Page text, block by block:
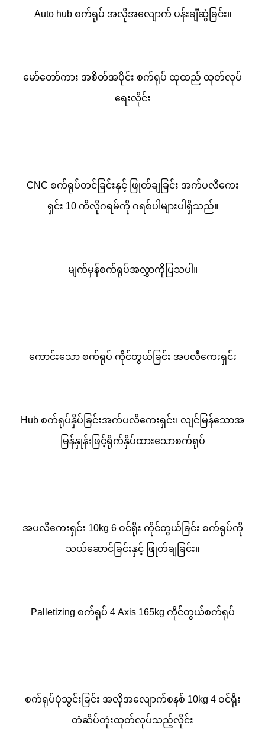
Auto hub စက်ရုပ် အလိုအလျောက် ပန်းချီဆွဲခြင်း။
မော်တော်ကား အစိတ်အပိုင်း စက်ရုပ် ထုထည် ထုတ်လုပ်
ရေးလိုင်း
CNC စက်ရုပ်တင်ခြင်းနှင့် ဖြုတ်ချခြင်း အက်ပလီကေး
ရှင်း 10 ကီလိုဂရမ်ကို ဂရစ်ပါများပါရှိသည်။
မျက်မှန်စက်ရုပ်အလွှာကိုပြသပါ။
ကောင်းသော စက်ရုပ် ကိုင်တွယ်ခြင်း အပလီကေးရှင်း
Hub စက်ရုပ်နှိပ်ခြင်းအက်ပလီကေးရှင်း၊ လျင်မြန်သောအ
မြန်နှုန်းဖြင့်ရိုက်နှိပ်ထားသောစက်ရုပ်
အပလီကေးရှင်း 10kg 6 ဝင်ရိုး ကိုင်တွယ်ခြင်း စက်ရုပ်ကို
သယ်ဆောင်ခြင်းနှင့် ဖြုတ်ချခြင်း။
Palletizing စက်ရုပ် 4 Axis 165kg ကိုင်တွယ်စက်ရုပ်
စက်ရုပ်ပုံသွင်းခြင်း အလိုအလျောက်စနစ် 10kg 4 ဝင်ရိုး
တံဆိပ်တုံးထုတ်လုပ်သည့်လိုင်း